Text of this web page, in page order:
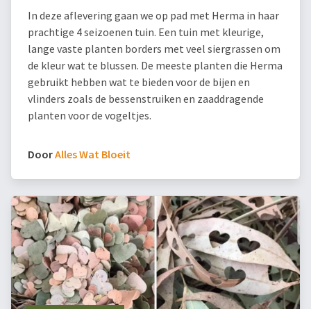
In deze aflevering gaan we op pad met Herma in haar
prachtige 4 seizoenen tuin. Een tuin met kleurige,
lange vaste planten borders met veel siergrassen om
de kleur wat te blussen. De meeste planten die Herma
gebruikt hebben wat te bieden voor de bijen en
vlinders zoals de bessenstruiken en zaaddragende
planten voor de vogeltjes.
DoorAlles Wat Bloeit